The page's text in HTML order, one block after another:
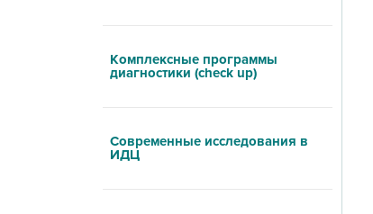
Комплексные программы
диагностики (check up)
Современные исследования в
ИДЦ